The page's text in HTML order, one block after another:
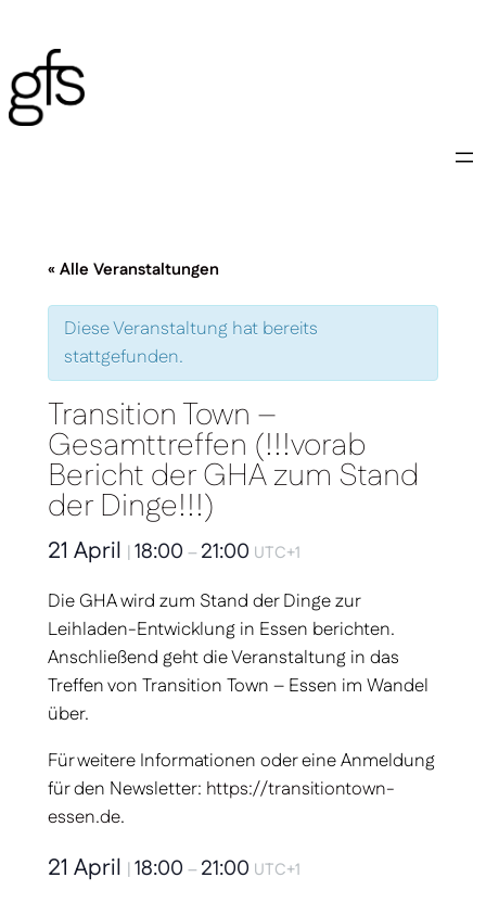
« Alle Veranstaltungen
Diese Veranstaltung hat bereits
stattgefunden.
Transition Town –
Gesamttreffen (!!!vorab
Bericht der GHA zum Stand
der Dinge!!!)
21 April |18:00 –21:00 UTC+1
Die GHA wird zum Stand der Dinge zur
Leihladen-Entwicklung in Essen berichten.
Anschließend geht die Veranstaltung in das
Treffen von Transition Town – Essen im Wandel
über.
Für weitere Informationen oder eine Anmeldung
für den Newsletter: https://transitiontown-
essen.de.
21 April 18:00 –21:00 UTC+1